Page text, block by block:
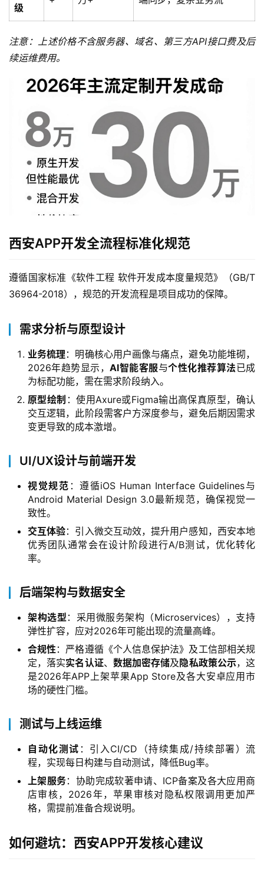
页
级
注意：上述价格不含服务器、域名、第三方API接口费及后
续运维费用。
西安APP开发全流程标准化规范
遵循国家标准《软件工程 软件开发成本度量规范》（GB/T
36964-2018），规范的开发流程是项目成功的保障。
需求分析与原型设计
业务梳理 ：明确核心用户画像与痛点，避免功能堆砌，
2026年趋势显示，AI智能客服与个性化推荐算法已成
为标配功能，需在需求阶段纳入。
原型绘制 ：使用Axure或Figma输出高保真原型，确认
交互逻辑，此阶段需客户方深度参与，避免后期因需求
变更导致的成本激增。
UI/UX设计与前端开发
视觉规范 ：遵循iOS Human Interface Guidelines与
Android Material Design 3.0最新规范，确保视觉一
致性。
交互体验：引入微交互动效，提升用户感知，西安本地
优秀团队通常会在设计阶段进行A/B测试，优化转化
率。
后端架构与数据安全
架构选型：采用微服务架构（Microservices），支持
弹性扩容，应对2026年可能出现的流量高峰。
合规性：严格遵循《个人信息保护法》及工信部相关规
定，落实实名认证、 数据加密存储及隐私政策公示，这
是2026年APP上架苹果App Store及各大安卓应用市
场的硬性门槛。
测试与上线运维
自动化测试 ：引入CI/CD（持续集成/持续部署）流
程，实现每日构建与自动测试，降低Bug率。
上架服务：协助完成软著申请、ICP备案及各大应用商
店审核，2026年，苹果审核对隐私权限调用更加严
格，需提前准备合规说明。
如何避坑：西安APP开发核心建议